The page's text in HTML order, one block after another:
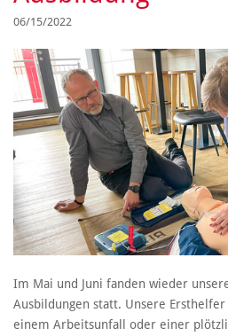
06/15/2022
Im Mai und Juni fanden wieder
Ausbildungen statt. Unsere
einem Arbeitsunfall oder einer